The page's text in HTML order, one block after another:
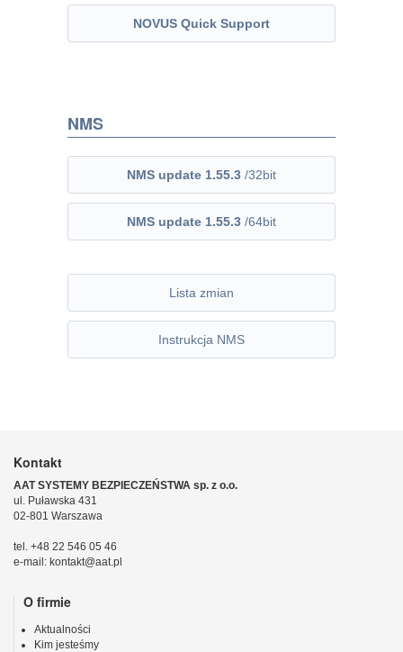
NOVUS Quick Support
NMS
NMS update 1.55.3 /32bit
NMS update 1.55.3 /64bit
Lista zmian
Instrukcja NMS
Kontakt
AAT SYSTEMY BEZPIECZEŃSTWA sp. z o.o.
ul. Puławska 431
02-801 Warszawa
tel. +48 22 546 05 46
e-mail: kontakt@aat.pl
O firmie
Aktualności
Kim jesteśmy